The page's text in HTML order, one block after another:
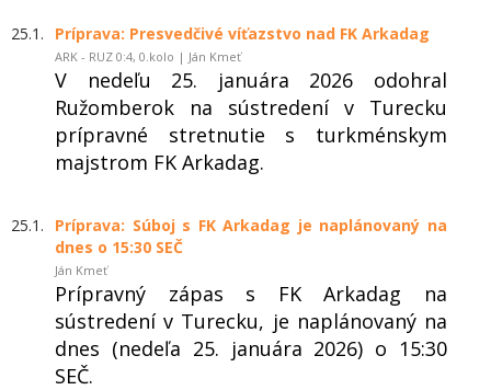
25.1. Príprava: Presvedčivé víťazstvo nad FK Arkadag
ARK - RUZ 0:4, 0.kolo | Ján Kmeť
V nedeľu 25. januára 2026 odohral
Ružomberok na sústredení v Turecku
prípravné stretnutie s turkménskym
majstrom FK Arkadag.
25.1.
Príprava: Súboj s FK Arkadag je naplánovaný na
dnes o 15:30 SEČ
Ján Kmeť
Prípravný zápas s FK Arkadag na
sústredení v Turecku, je naplánovaný na
dnes (nedeľa 25. januára 2026) o 15:30
SEČ.